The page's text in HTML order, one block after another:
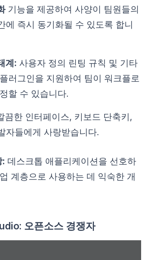
기능을 제공하여 사양이 팀원들의
에 즉시 동기화될 수 있도록 합니
계: 사용자 정의 린팅 규칙 및 기타
러그인을 지원하여 팀이 워크플로
할 수 있습니다.
끔한 인터페이스, 키보드 단축키,
자들에게 사랑받습니다.
: 데스크톱 애플리케이션을 선호하
계층으로 사용하는 데 익숙한 개
오픈소스 경쟁자